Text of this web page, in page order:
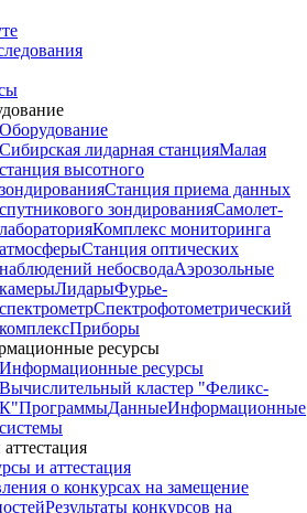
Оборудование
Сибирская лидарная станцияМалая
станция высотного
зондированияСтанция приема данных
спутникового зондированияСамолет-
лабораторияКомплекс мониторинга
атмосферыСтанция оптических
наблюдений небосводаАэрозольные
камерыЛидарыФурье-
спектрометрСпектрофотометрический
комплексПриборы
ресурсы
Информационные ресурсы
Вычислительный кластер "Феликс-
К"ПрограммыДанныеИнформационные
системы
и аттестация
о конкурсах на замещение
Результаты конкурсов на